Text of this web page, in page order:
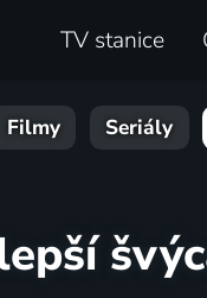
TV stanice
Filmy Seriály